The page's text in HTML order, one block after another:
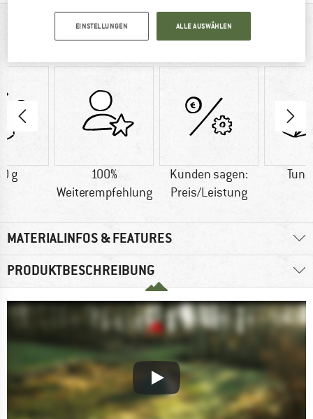
AUF EINEN BLICK
g
100%
Weiterempfehlung
Kunden sagen:
Preis/Leistung
MATERIALINFOS & FEATURES
PRODUKTBESCHREIBUNG
EINSTELLUNGEN ALLE AUSWÄHLEN